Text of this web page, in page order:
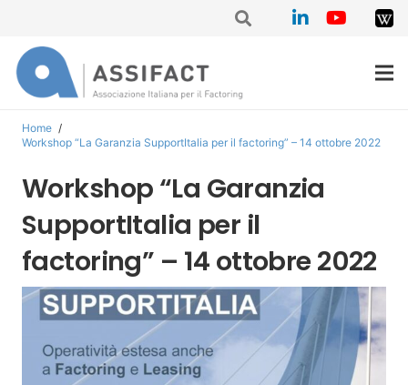
Home /
Workshop “La Garanzia SupportItalia per il factoring” – 14 ottobre 2022
Workshop “La Garanzia
SupportItalia per il
factoring” – 14 ottobre 2022